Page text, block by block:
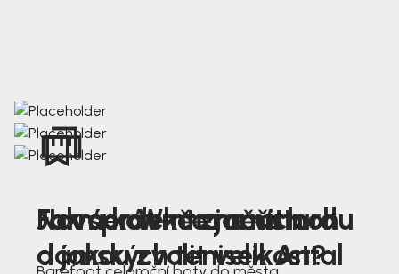
Nová kolekce jarních
dámských tenisek Antal
Jak správně změřit nohu
a jakou zvolit velikost?
Farmer Winter mustard